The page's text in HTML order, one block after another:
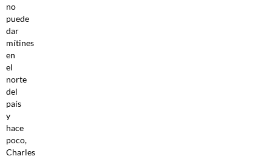
no
puede
dar
mítines
en
el
norte
del
país
y
hace
poco,
Charles